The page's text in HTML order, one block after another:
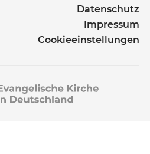
Datenschutz
Impressum
Cookieeinstellungen